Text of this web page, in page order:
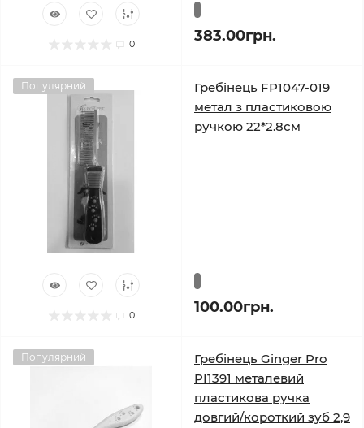
0 383.00грн.
Популярний
0
Гребінець FP1047-019
метал з пластиковою
ручкою 22*2.8см
100.00грн.
Популярний
Гребінець Ginger Pro
PI1391 металевий
пластикова ручка
довгий/короткий зуб 2,9